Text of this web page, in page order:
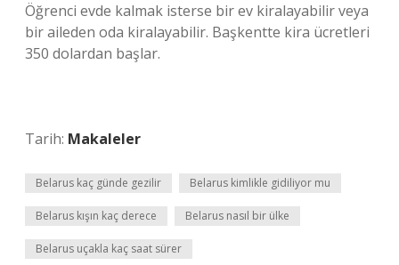
Öğrenci evde kalmak isterse bir ev kiralayabilir veya
bir aileden oda kiralayabilir. Başkentte kira ücretleri
350 dolardan başlar.
Tarih: Makaleler
Belarus kaç günde gezilir Belarus kimlikle gidiliyor mu
Belarus kışın kaç derece Belarus nasıl bir ülke
Belarus uçakla kaç saat sürer